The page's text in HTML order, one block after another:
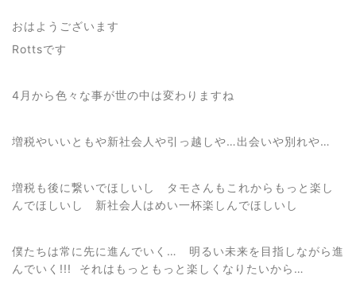
おはようございます
Rottsです
4月から色々な事が世の中は変わりますね
増税やいいともや新社会人や引っ越しや…出会いや別れや…
増税も後に繋いでほしいし タモさんもこれからもっと楽し
んでほしいし 新社会人はめい一杯楽しんでほしいし
僕たちは常に先に進んでいく… 明るい未来を目指しながら進
んでいく!!! それはもっともっと楽しくなりたいから…